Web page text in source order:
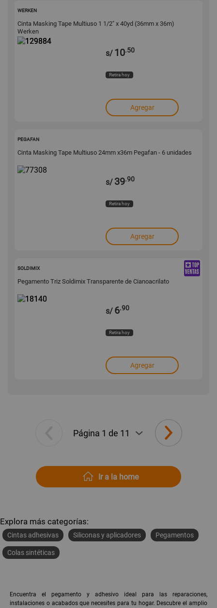
WERKEN
Cinta Masking Tape Multiuso 1 1/2" x 40yd (36mm x 36m)
Werken
s/ 10.50
Retira hoy
Agregar
PEGAFAN
Cinta Masking Tape Multiuso 24mm x36m Pegafan - 6 unidades
s/ 39.90
Retira hoy
Agregar
SOLDIMIX
Pegamento Triz Soldimix Transparente de Cianoacrilato
s/ 6.90
Retira hoy
Agregar
Ir a la home
Explora más categorías:
Cintas adhesivas Siliconas y aplicadores Pegamentos
Colas sintéticas
Encuentra el pegamento y adhesivo ideal para las reparaciones,
instalaciones o acabados que necesites para tu hogar. Descubre el amplio